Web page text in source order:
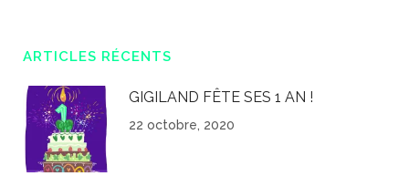
ARTICLES RÉCENTS
GIGILAND FÊTE SES 1 AN !
22 octobre, 2020